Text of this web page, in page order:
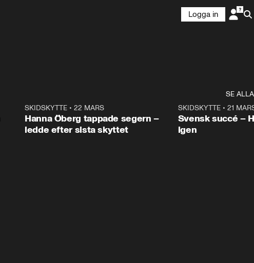
Logga in
SE ALLA
SKIDSKYTTE• 22 MARS
Hanna Öberg tappade segern –
ledde efter sista skyttet
SKIDSKYTTE• 21
Svensk succé –
igen